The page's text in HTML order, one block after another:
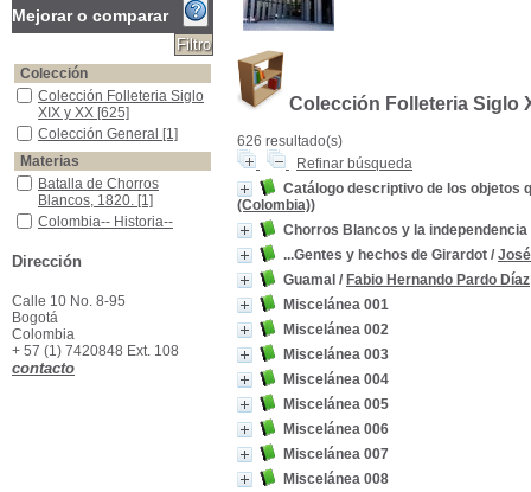
Colección Folleteria Siglo
626 resultado(s)
Refinar búsqueda
Catálogo descriptivo de los objetos
(Colombia))
Chorros Blancos y la independencia
...Gentes y hechos de Girardot /
Guamal / Fabio Hernando Pardo Díaz
Miscelánea 001
Miscelánea 002
Miscelánea 003
Miscelánea 004
Miscelánea 005
Miscelánea 006
Miscelánea 007
Miscelánea 008
Mejorar o comparar
Colección
Colección Folleteria Siglo XIX y XX
Colección Folleteria Siglo
XIX y XX [625]
Colección General
Colección General [1]
Materias
Batalla de Chorros Blancos, 1820.
Batalla de Chorros
Blancos, 1820. [1]
Colombia-- Historia-- Guerra de independencia, 1810-1819
Colombia-- Historia--
1810-1819
Girardot (Colombia) -vGuias Descriptivas
vGuias Descriptivas
Guamal (Meta, Colombia)-- Censos-- Historia
Guamal (Meta, Colombia)-
- Censos-- Historia
Venezuela - Historia - 1797 - 1830
Venezuela - Historia -
1797 - 1830
Yarumal (Antioquia, Colombia)-- Historia
Dirección
Calle 10 No. 8-95
Bogotá
Colombia
+ 57 (1) 7420848 Ext. 108
contacto